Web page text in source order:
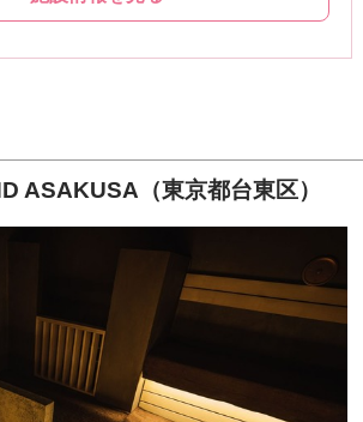
ASAKUSA（東京都台東区）